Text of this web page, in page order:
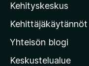
i
l
a
n
Kehityskeskus
Kehittäjäkäytännöt
Yhteisön blogi
Keskustelualue